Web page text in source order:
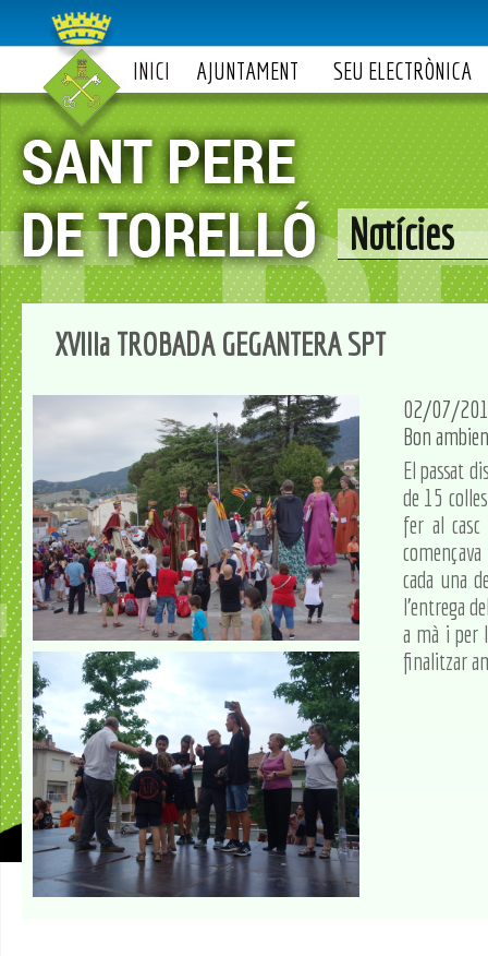
INICI AJUNTAMENT SEU ELECTRÒNICA
Notícies
XVIIIa TROBADA GEGANTERA SPT
02/07/
Bon
El passat
de 15
fer al
cada una
l'entrega
a mà i per
finalitzar